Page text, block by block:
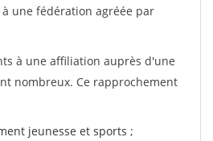
une fédération agréée par
à une affiliation auprès d'une
nombreux. Ce rapprochement
jeunesse et sports ;